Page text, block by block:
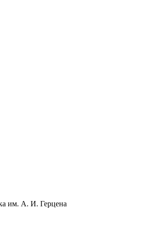
им. А. И. Герцена